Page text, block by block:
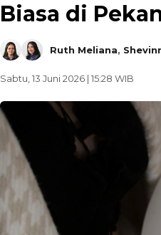
Biasa di
Ruth Meliana,
Sabtu, 13 Juni 2026 | 15:28 WIB